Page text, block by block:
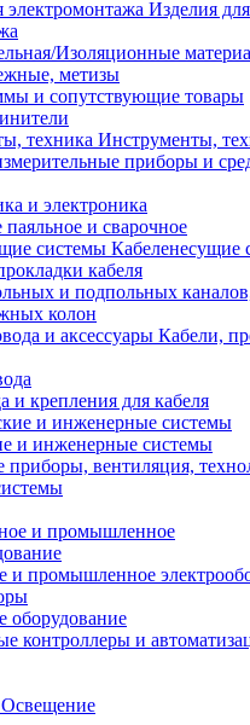
Изделия для
Изоляционные
метизы
и сопутствующие товары
Инструменты,
приборы и
и электроника
и сварочное
Кабеленесущие
кабеля
и подпольных
колон
Кабели,
и крепления для кабеля
и инженерные системы
вентиляция,
и промышленное
оборудование
контроллеры и
Освещение